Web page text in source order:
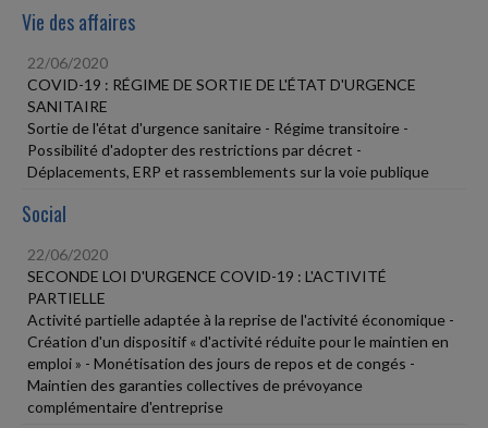
Vie des affaires
22/06/2020
COVID-19 : RÉGIME DE SORTIE DE L'ÉTAT D'URGENCE
SANITAIRE
Sortie de l'état d'urgence sanitaire - Régime transitoire -
Possibilité d'adopter des restrictions par décret -
Déplacements, ERP et rassemblements sur la voie publique
Social
22/06/2020
SECONDE LOI D'URGENCE COVID-19 : L'ACTIVITÉ
PARTIELLE
Activité partielle adaptée à la reprise de l'activité économique -
Création d'un dispositif « d'activité réduite pour le maintien en
emploi » - Monétisation des jours de repos et de congés -
Maintien des garanties collectives de prévoyance
complémentaire d'entreprise